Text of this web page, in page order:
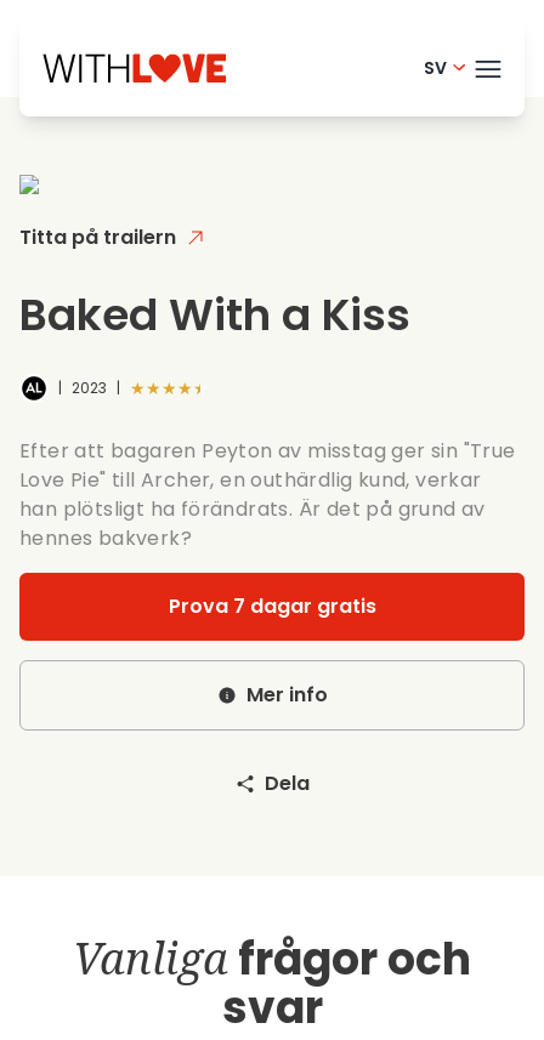
SV
English -
Titta på trailern
Baked With a Kiss
| 2023 | ★★★★★
Efter att bagaren Peyton av misstag ger sin "True
Love Pie" till Archer, en outhärdlig kund, verkar
han plötsligt ha förändrats. Är det på grund av
hennes bakverk?
Prova 7 dagar gratis
Mer info
Dela
Vanligafrågor och
svar